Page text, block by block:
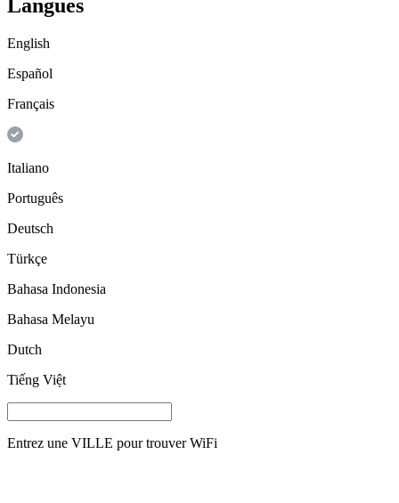
Langues
English
Español
Français
Italiano
Português
Deutsch
Türkçe
Bahasa Indonesia
Bahasa Melayu
Dutch
Tiếng Việt
Entrez une VILLE pour trouver WiFi